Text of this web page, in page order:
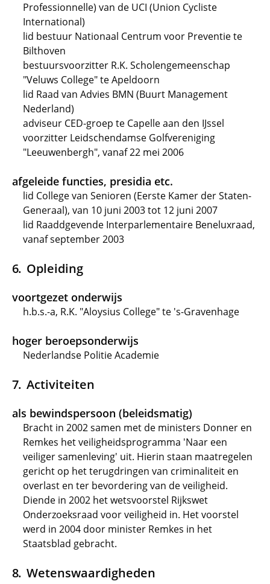
Professionnelle) van de UCI (Union Cycliste
International)
lid bestuur Nationaal Centrum voor Preventie te
Bilthoven
bestuursvoorzitter R.K. Scholengemeenschap
"Veluws College" te Apeldoorn
lid Raad van Advies BMN (Buurt Management
Nederland)
adviseur CED-groep te Capelle aan den IJssel
voorzitter Leidschendamse Golfvereniging
"Leeuwenbergh", vanaf 22 mei 2006
afgeleide functies, presidia etc.
lid College van Senioren (Eerste Kamer der Staten-
Generaal), van 10 juni 2003 tot 12 juni 2007
lid Raaddgevende Interparlementaire Beneluxraad,
vanaf september 2003
Opleiding
voortgezet onderwijs
h.b.s.-a, R.K. "Aloysius College" te 's-Gravenhage
hoger beroepsonderwijs
Nederlandse Politie Academie
Activiteiten
als bewindspersoon (beleidsmatig)
Bracht in 2002 samen met de ministers Donner en
Remkes het veiligheidsprogramma 'Naar een
veiliger samenleving' uit. Hierin staan maatregelen
gericht op het terugdringen van criminaliteit en
overlast en ter bevordering van de veiligheid.
Diende in 2002 het wetsvoorstel Rijkswet
Onderzoeksraad voor veiligheid in. Het voorstel
werd in 2004 door minister Remkes in het
Staatsblad gebracht.
Wetenswaardigheden